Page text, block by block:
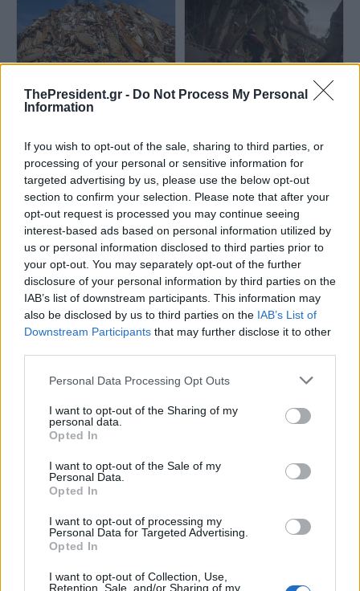
ThePresident.gr - Do Not Process My Personal
Information
If you wish to opt-out of the sale, sharing to third parties, or
processing of your personal or sensitive information for
targeted advertising by us, please use the below opt-out
section to confirm your selection. Please note that after your
opt-out request is processed you may continue seeing
interest-based ads based on personal information utilized by
us or personal information disclosed to third parties prior to
your opt-out. You may separately opt-out of the further
disclosure of your personal information by third parties on the
IAB’s list of downstream participants. This information may
also be disclosed by us to third parties on the IAB’s List of
Downstream Participants that may further disclose it to other
Personal Data Processing Opt Outs
I want to opt-out of the Sharing of my
personal data.
Opted In
I want to opt-out of the Sale of my
Personal Data.
Opted In
I want to opt-out of processing my
Personal Data for Targeted Advertising.
Opted In
I want to opt-out of Collection, Use,
Retention, Sale, and/or Sharing of my
Σχεδόν 3.000 οι νεκροί από τον
διπλό σεισμό στη Βενεζουέλα
- Ο ΠΟΥ προειδοποιεί για το
ενδεχόμενο ξεσπάσματος
επιδημιών
Βενεζουέλα: Ορισμένες
κοινότητες περιμένουν ακόμη
Πάνω από 1.700 οι νεκροί
Ελληνική επιστημονική
αποστολή θα μεταβεί στις
Σεισμοί στη Βενεζουέλα:
Τουλάχιστον 235 νεκροί - Μάχη
με το χρόνο δίνουν τα
Δεκάδες κτίρια έχουν
καταρρεύσει - 164 νεκροί και